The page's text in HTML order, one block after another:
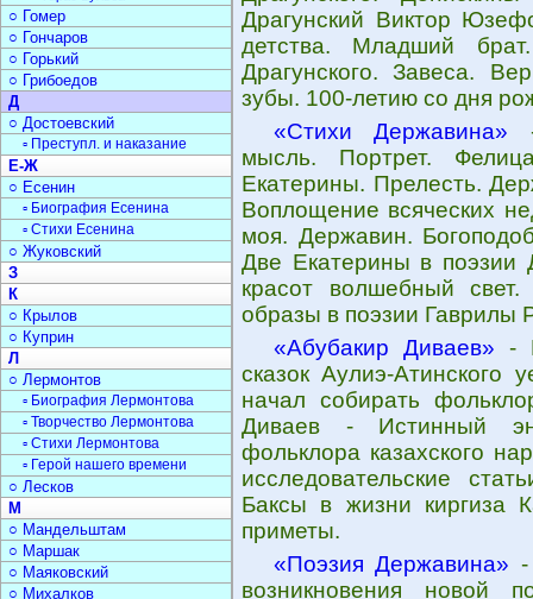
Драгунский Виктор
детства. Младший
Драгунского. Завеса.
зубы. 100-летию со дня
«Стихи Державина»
мысль. Портрет.
Екатерины. Прелесть.
Воплощение всяческих
моя. Державин.
Две Екатерины в поэзии
красот волшебный
образы в поэзии Гаврилы
«Абубакир Диваев» -
сказок Аулиэ-Атинского
начал собирать
Диваев - Истинный
фольклора казахского
исследовательские
Баксы в жизни киргиза
приметы.
«Поэзия Державина»
возникновения новой
○ Гомер
○ Гончаров
○ Горький
○ Грибоедов
Д
○ Достоевский
▫ Преступл. и наказание
Е-Ж
○ Есенин
▫ Биография Есенина
▫ Стихи Есенина
○ Жуковский
З
К
○ Крылов
○ Куприн
Л
○ Лермонтов
▫ Биография Лермонтова
▫ Творчество Лермонтова
▫ Стихи Лермонтова
▫ Герой нашего времени
○ Лесков
М
○ Мандельштам
○ Маршак
○ Маяковский
○ Михалков